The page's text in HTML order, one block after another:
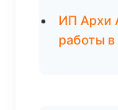
ИП Архи
работы